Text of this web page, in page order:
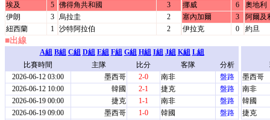
埃及
5
伊朗
3
紐西蘭
1
佛得角共和國
3
烏拉圭
2
沙特阿拉伯
2
挪威
6
塞內加爾
3
伊拉克
0
奧地利
阿爾及
約旦
■出線
A組 B組 C組 D組 E組 F組 G組 H組 I組 J組 K組 L組
比賽時間
主隊 比分 客隊
分析
2026-06-12 03:00
墨西哥 2-0 南非
盤路
2026-06-12 10:00
韓國 2-1 捷克
盤路
2026-06-19 00:00
捷克 1-1 南非
盤路
2026-06-19 09:00
墨西哥 1-0 韓國
盤路
墨西哥
南非
韓國
捷克